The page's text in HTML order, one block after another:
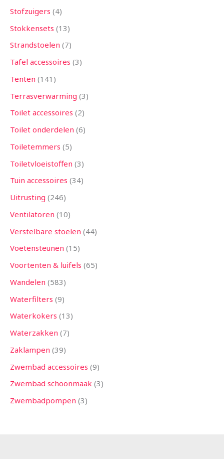
Stofzuigers 4
Stokkensets 13
Strandstoelen 7
Tafel accessoires 3
Tenten 141
Terrasverwarming 3
Toilet accessoires 2
Toilet onderdelen 6
Toiletemmers 5
Toiletvloeistoffen 3
Tuin accessoires 34
Uitrusting 246
Ventilatoren 10
Verstelbare stoelen 44
Voetensteunen 15
Voortenten & luifels 65
Wandelen 583
Waterfilters 9
Waterkokers 13
Waterzakken 7
Zaklampen 39
Zwembad accessoires 9
Zwembad schoonmaak 3
Zwembadpompen 3